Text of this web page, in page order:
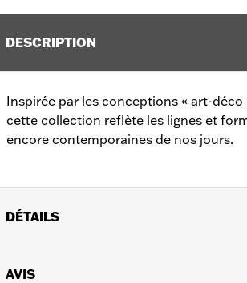
DESCRIPTION
Inspirée par les conceptions « art-déco
cette collection reflète les lignes et
encore contemporaines de nos jours.
DÉTAILS
intermédiaires. Pour tous les modèles
AVIS